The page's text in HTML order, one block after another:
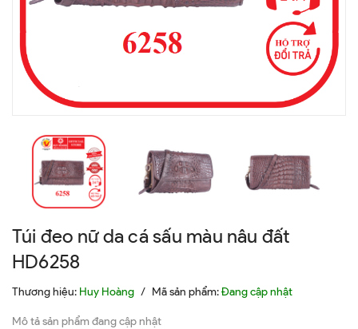
Túi đeo nữ da cá sấu màu nâu đất
HD6258
Thương hiệu: Huy Hoàng / Mã sản phẩm:Đang cập nhật
Mô tả sản phẩm đang cập nhật